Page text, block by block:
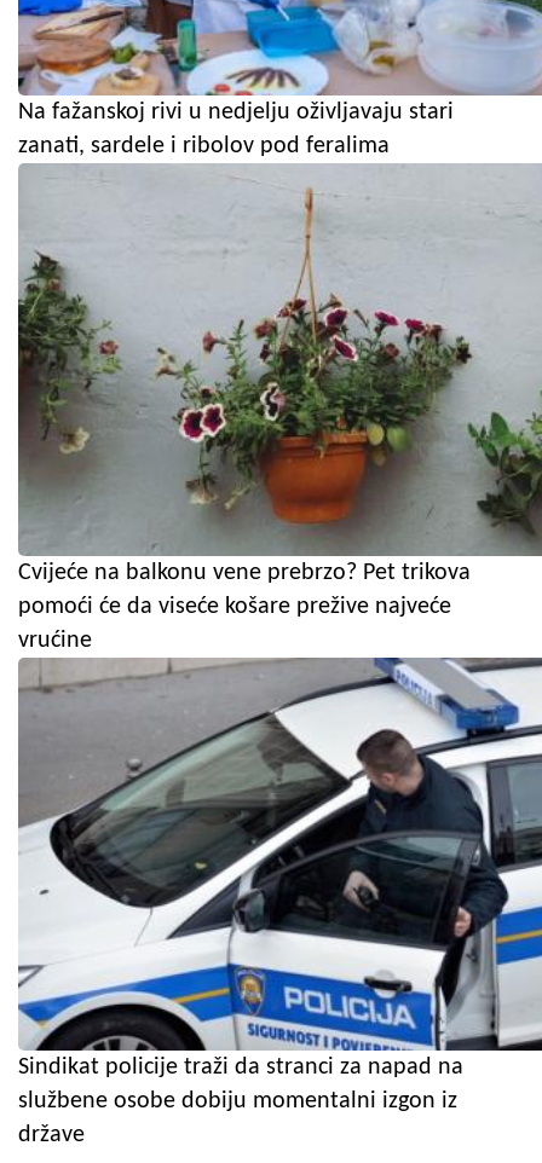
Na fažanskoj rivi u nedjelju oživljavaju stari
zanati, sardele i ribolov pod feralima
Cvijeće na balkonu vene prebrzo? Pet trikova
pomoći će da viseće košare prežive najveće
vrućine
Sindikat policije traži da stranci za napad na
službene osobe dobiju momentalni izgon iz
države